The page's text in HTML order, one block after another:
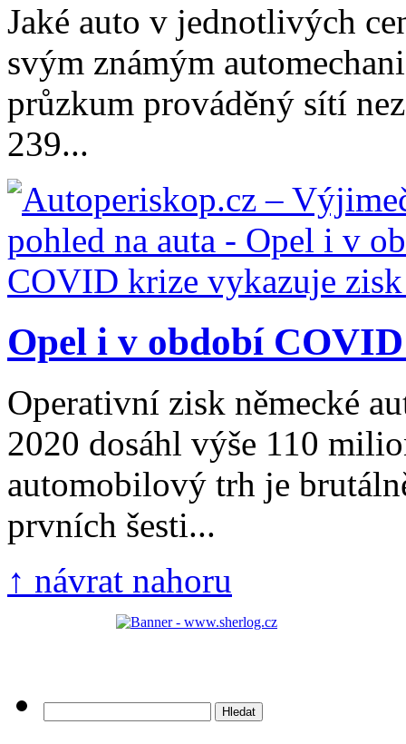
Jaké auto v jednotlivých
svým známým
průzkum prováděný sítí
239...
Opel i v období
Operativní zisk německé
2020 dosáhl výše 110
automobilový trh je
prvních šesti...
↑ návrat nahoru